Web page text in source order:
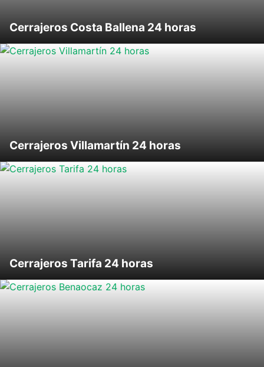
Cerrajeros Costa Ballena 24 horas
Cerrajeros Villamartín 24 horas
Cerrajeros Tarifa 24 horas